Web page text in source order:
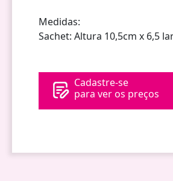
Medidas:
Sachet: Altura 10,5cm x 6,5
Cadastre-se
para ver os preços